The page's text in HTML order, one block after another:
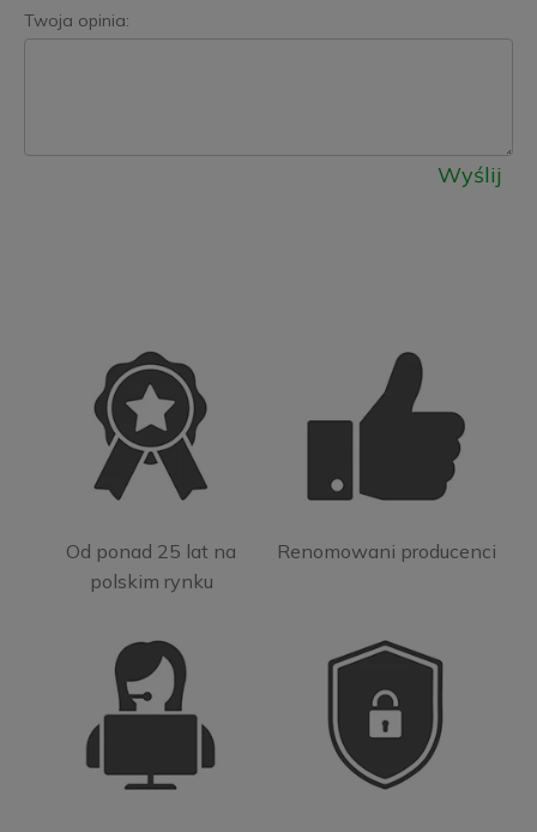
Twoja opinia:
Wyślij
Od ponad 25 lat na
polskim rynku
Renomowani producenci